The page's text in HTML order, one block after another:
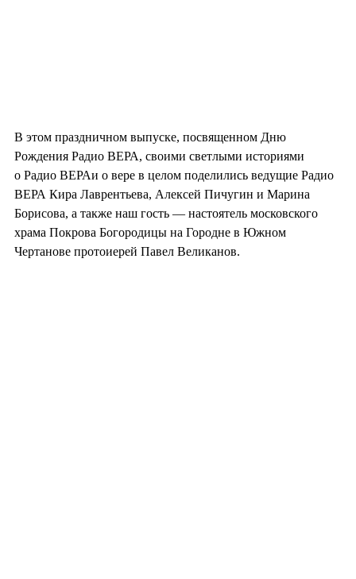
В этом праздничном выпуске, посвященном Дню
Рождения Радио ВЕРА, своими светлыми историями
о Радио ВЕРАи о вере в целом поделились ведущие Радио
ВЕРА Кира Лаврентьева, Алексей Пичугин и Марина
Борисова, а также наш гость — настоятель московского
храма Покрова Богородицы на Городне в Южном
Чертанове протоиерей Павел Великанов.